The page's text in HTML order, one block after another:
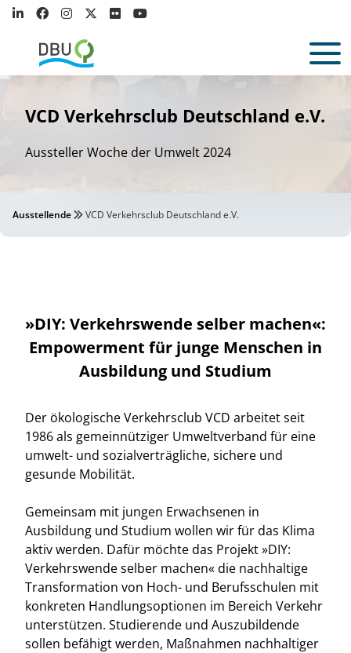
VCD Verkehrsclub Deutschland e.V.
Aussteller Woche der Umwelt 2024
Ausstellende VCD Verkehrsclub Deutschland e.V.
»DIY: Verkehrswende selber machen«:
Empowerment für junge Menschen in
Ausbildung und Studium
Der ökologische Verkehrsclub VCD arbeitet seit
1986 als gemeinnütziger Umweltverband für eine
umwelt- und sozialverträgliche, sichere und
gesunde Mobilität.
Gemeinsam mit jungen Erwachsenen in
Ausbildung und Studium wollen wir für das Klima
aktiv werden. Dafür möchte das Projekt »DIY:
Verkehrswende selber machen« die nachhaltige
Transformation von Hoch- und Berufsschulen mit
konkreten Handlungsoptionen im Bereich Verkehr
unterstützen. Studierende und Auszubildende
sollen befähigt werden, Maßnahmen nachhaltiger